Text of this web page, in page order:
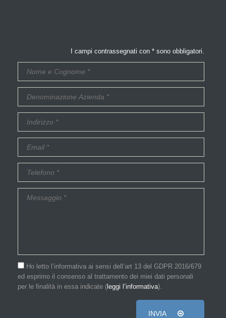
I campi contrassegnati con * sono obbligatori.
Ho letto l’informativa ai sensi dell’art 13 del GDPR 2016/679
ed esprimo il consenso al trattamento dei miei dati personali
per le finalità in essa indicate ( leggi l’informativa).
INVIA